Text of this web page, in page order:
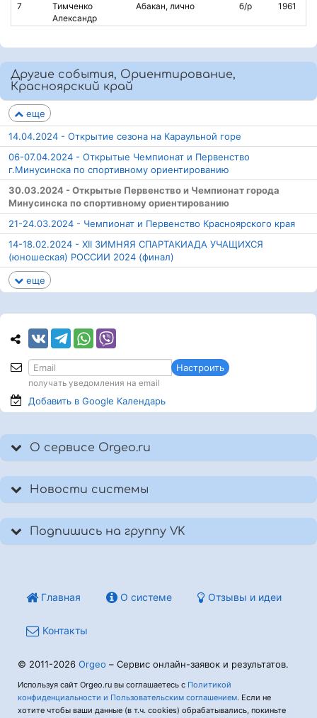
7
Тимченко
Александр
Абакан, лично б/р 1961
Другие события, Ориентирование,
Красноярский край
еще
14.04.2024 - Открытие сезона на Караульной горе
06-07.04.2024 - Открытые Чемпионат и Первенство
г.Минусинска по спортивному ориентированию
30.03.2024 - Открытые Первенство и Чемпионат города
Минусинска по спортивному ориентированию
21-24.03.2024 - Чемпионат и Первенство Красноярского края
14-18.02.2024 - XII ЗИМНЯЯ СПАРТАКИАДА УЧАЩИХСЯ
(юношеская) РОССИИ 2024 (финал)
еще
Настроить
получать уведомления на email
Добавить в Google Календарь
О сервисе Orgeo.ru
Новости системы
Подпишись на группу VK
Главная О системе Отзывы и идеи
Контакты
© 2011-2026 Orgeo – Сервис онлайн-заявок и результатов.
Используя сайт Orgeo.ru вы соглашаетесь с Политикой
конфиденциальности и Пользовательским соглашением. Если не
хотите чтобы ваши данные (в т.ч. cookies) обрабатывались, покиньте